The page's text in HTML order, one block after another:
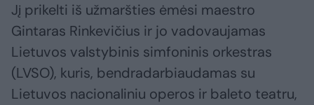
Jį prikelti iš užmaršties ėmėsi maestro
Gintaras Rinkevičius ir jo vadovaujamas
Lietuvos valstybinis simfoninis orkestras
(LVSO), kuris, bendradarbiaudamas su
Lietuvos nacionaliniu operos ir baleto teatru,